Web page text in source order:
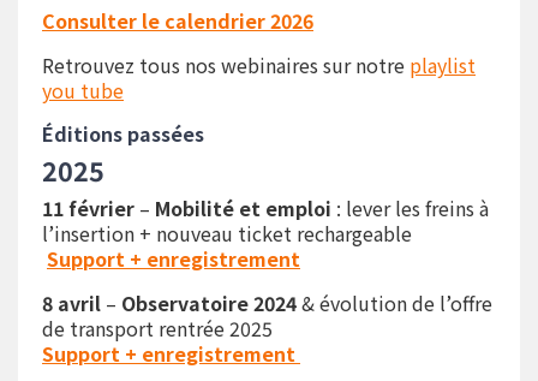
Consulter le calendrier 2026
Retrouvez tous nos webinaires sur notre playlist
you tube
Éditions passées
2025
11 février – Mobilité et emploi : lever les freins à
l’insertion + nouveau ticket rechargeable
Support + enregistrement
8 avril – Observatoire 2024& évolution de l’offre
de transport rentrée 2025
Support + enregistrement